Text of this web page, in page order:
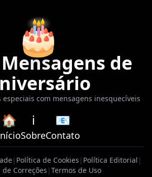
🎂
de
especiais com mensagens inesquecíveis
🏠 ℹ️
Sobre
📧
Contato
| Política de Cookies | Política Editorial |
de Correções |Termos de Uso